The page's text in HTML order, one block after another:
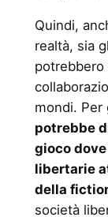
Quindi,
realtà, sia
potrebbero
mondi. Per
potrebbe
gioco
libertarie
della
società